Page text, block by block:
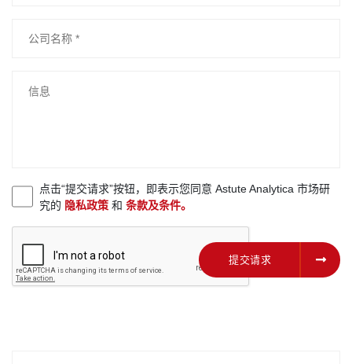
点击“提交请求”按钮，即表示您同意 Astute Analytica 市场研
究的 隐私政策 和条款及条件。
提交请求